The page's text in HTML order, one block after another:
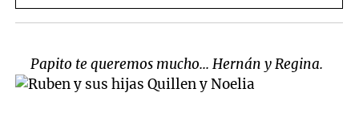
Papito te queremos mucho... Hernán y Regina.